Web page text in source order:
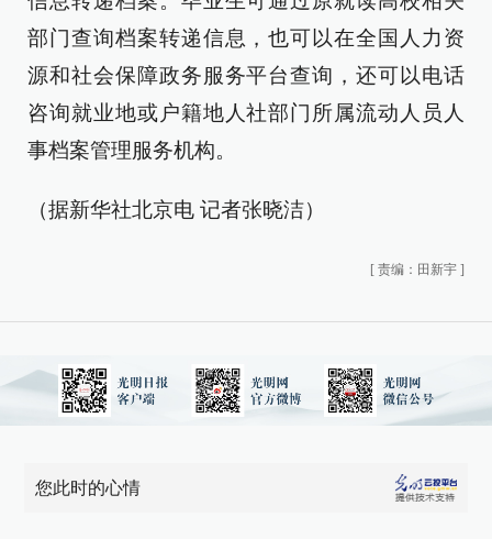
部门查询档案转递信息，也可以在全国人力资
源和社会保障政务服务平台查询，还可以电话
咨询就业地或户籍地人社部门所属流动人员人
事档案管理服务机构。
（据新华社北京电 记者张晓洁）
[ 责编：田新宇 ]
您此时的心情